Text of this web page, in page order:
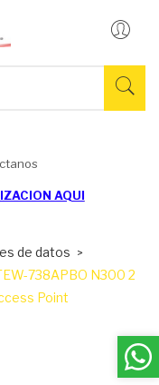
AQUI
de datos
738APBO N300 2
Point